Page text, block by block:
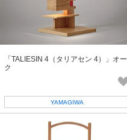
「TALIESIN 4（タリアセン 4）」オー
ク
YAMAGIWA